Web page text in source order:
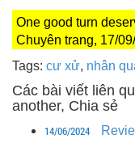
One good turn
Chuyên trang, 17/
Tags: cư xử, nhân
Các bài viết liên
another, Chia sẻ
14/06/2024